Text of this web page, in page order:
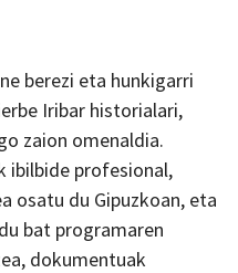
berezi eta hunkigarri
Iribar historialari,
zaion omenaldia.
ibilbide profesional,
osatu du Gipuzkoan, eta
bat programaren
dokumentuak